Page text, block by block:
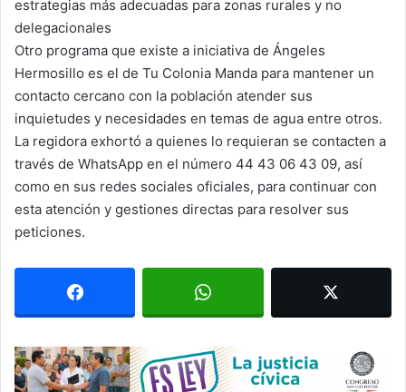
estrategias más adecuadas para zonas rurales y no
delegacionales
Otro programa que existe a iniciativa de Ángeles
Hermosillo es el de Tu Colonia Manda para mantener un
contacto cercano con la población atender sus
inquietudes y necesidades en temas de agua entre otros.
La regidora exhortó a quienes lo requieran se contacten a
través de WhatsApp en el número 44 43 06 43 09, así
como en sus redes sociales oficiales, para continuar con
esta atención y gestiones directas para resolver sus
peticiones.